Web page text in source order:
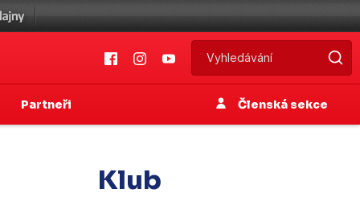
Partneři Členská sekce
Klub